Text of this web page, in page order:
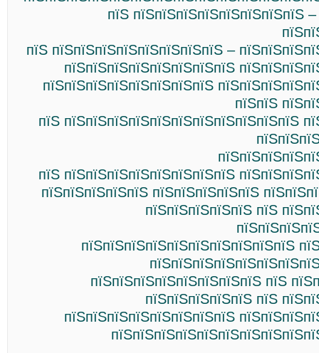
пїЅ пїЅпїЅпїЅпїЅпїЅпїЅпїЅпїЅ
пїЅ пїЅпїЅпїЅпїЅпїЅпїЅпїЅпїЅ –
пїЅпїЅпїЅпїЅпїЅпїЅпїЅпїЅ
пїЅпїЅпїЅпїЅпїЅпїЅпїЅпїЅ
пїЅпїЅ
пїЅ пїЅпїЅпїЅпїЅпїЅпїЅпїЅпїЅпїЅпїЅпїЅ
пїЅ пїЅпїЅпїЅпїЅпїЅпїЅпїЅпїЅ
пїЅпїЅпїЅпїЅпїЅ пїЅпїЅпїЅпїЅпїЅ
пїЅпїЅпїЅпїЅпїЅ пїЅ
пїЅпїЅпїЅпїЅпїЅпїЅпїЅпїЅпїЅпїЅ
пїЅпїЅпїЅпїЅпїЅпїЅпїЅпїЅ пїЅ
пїЅпїЅпїЅпїЅпїЅ пїЅ
пїЅпїЅпїЅпїЅпїЅпїЅпїЅпїЅ